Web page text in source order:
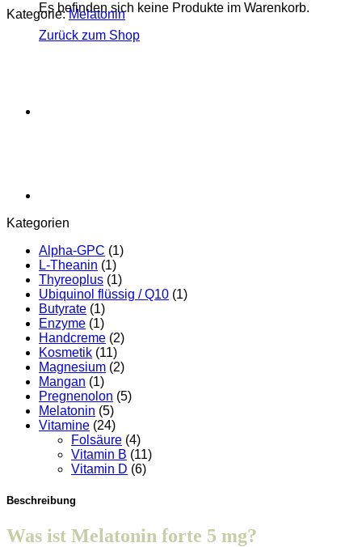
Es befinden sich keine Produkte im Warenkorb.
Zurück zum Shop
Kategorie:Melatonin
Kategorien
Alpha-GPC (1)
L-Theanin (1)
Thyreoplus (1)
Ubiquinol flüssig / Q10 (1)
Butyrate (1)
Enzyme (1)
Handcreme (2)
Kosmetik (11)
Magnesium (2)
Mangan (1)
Pregnenolon (5)
Melatonin (5)
Vitamine (24)
Folsäure (4)
Vitamin B (11)
Vitamin D (6)
Beschreibung
Was ist Melatonin forte 5 mg?